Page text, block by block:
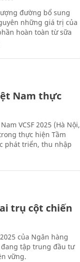
đường bổ sung
những giá trị của
hoàn toàn từ sữa
Nam thực
VCSF 2025 (Hà Nội,
thực hiện Tầm
phát triển, thu nhập
trụ cột chiến
của Ngân hàng
đang tập trung đầu tư
vững.